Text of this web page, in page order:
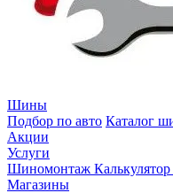
Шины
Подбор по авто Каталог
Акции
Услуги
Шиномонтаж
Магазины